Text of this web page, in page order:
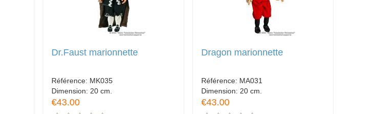
Dr.Faust marionnette
Référence: MK035
Dimension:20 cm.
€43.00
Dragon marionnette
Référence: MA031
Dimension: 20 cm.
€43.00